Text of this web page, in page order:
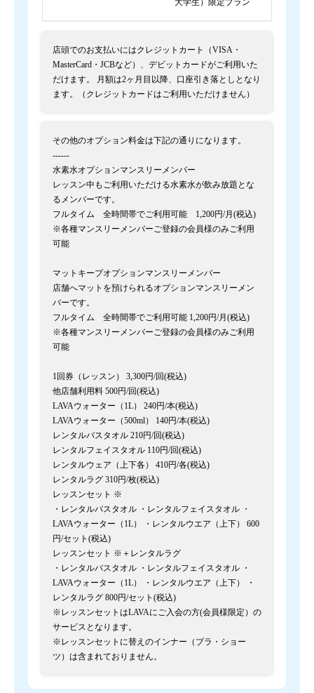
大学生）限定プラン
店頭でのお支払いにはクレジットカート（VISA・
MasterCard・JCBなど）、デビットカードがご利用いた
だけます。 月額は2ヶ月目以降、口座引き落としとなり
ます。（クレジットカードはご利用いただけません）
その他のオプション料金は下記の通りになります。
------
水素水オプションマンスリーメンバー
レッスン中もご利用いただける水素水が飲み放題とな
るメンバーです。
フルタイム 全時間帯でご利用可能 1,200円/月(税込)
※各種マンスリーメンバーご登録の会員様のみご利用
可能
マットキープオプションマンスリーメンバー
店舗へマットを預けられるオプションマンスリーメン
バーです。
フルタイム 全時間帯でご利用可能 1,200円/月(税込)
※各種マンスリーメンバーご登録の会員様のみご利用
可能
1回券（レッスン） 3,300円/回(税込)
他店舗利用料 500円/回(税込)
LAVAウォーター（1L） 240円/本(税込)
LAVAウォーター（500ml） 140円/本(税込)
レンタルバスタオル 210円/回(税込)
レンタルフェイスタオル 110円/回(税込)
レンタルウェア（上下各） 410円/各(税込)
レンタルラグ 310円/枚(税込)
レッスンセット ※
・レンタルバスタオル ・レンタルフェイスタオル ・
LAVAウォーター（1L） ・レンタルウエア（上下） 600
円/セット(税込)
レッスンセット ※＋レンタルラグ
・レンタルバスタオル ・レンタルフェイスタオル ・
LAVAウォーター（1L） ・レンタルウエア（上下） ・
レンタルラグ 800円/セット(税込)
※レッスンセットはLAVAにご入会の方(会員様限定）の
サービスとなります。
※レッスンセットに替えのインナー（ブラ・ショー
ツ）は含まれておりません。